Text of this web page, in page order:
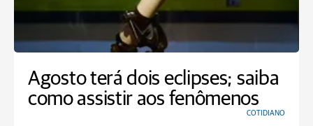
Agosto terá dois eclipses; saiba
como assistir aos fenômenos
COTIDIANO